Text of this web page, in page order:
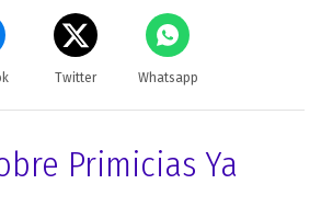
Twitter Whatsapp
Primicias Ya